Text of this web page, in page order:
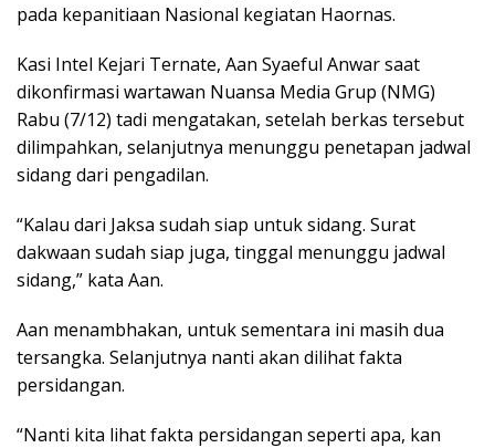
pada kepanitiaan Nasional kegiatan Haornas.
Kasi Intel Kejari Ternate, Aan Syaeful Anwar saat
dikonfirmasi wartawan Nuansa Media Grup (NMG)
Rabu (7/12) tadi mengatakan, setelah berkas tersebut
dilimpahkan, selanjutnya menunggu penetapan jadwal
sidang dari pengadilan.
“Kalau dari Jaksa sudah siap untuk sidang. Surat
dakwaan sudah siap juga, tinggal menunggu jadwal
sidang,” kata Aan.
Aan menambhakan, untuk sementara ini masih dua
tersangka. Selanjutnya nanti akan dilihat fakta
persidangan.
“Nanti kita lihat fakta persidangan seperti apa, kan